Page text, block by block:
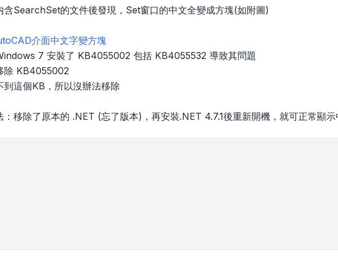
含SearchSet的文件後發現，Set窗口的中文全變成方塊(如附圖)
介面中文字變方塊
7 安裝了 KB4055002 包括 KB4055532 導致其問題
除 KB4055002
到這個KB，所以沒辦法移除
：移除了原本的 .NET (忘了版本)，再安裝.NET 4.7.1後重新開機，就可正常顯示